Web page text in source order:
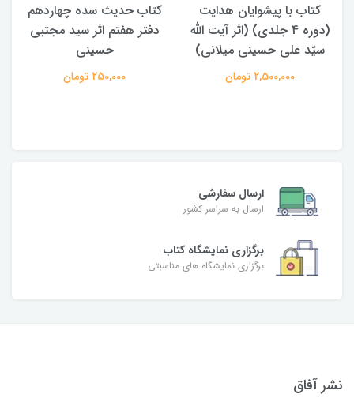
کتاب حدیث سده چهاردهم
دفتر هفتم اثر سید مجتبی
حسینی
250,000 تومان
کتاب آفاق الولایه فی فقه
الامامه (2 جلدی)
950,000 تومان
ارسال سفارشی
ارسال به سراسر کشور
برگزاری نمایشگاه کتاب
برگزاری نمایشگاه های مناسبتی
نشر آفاق